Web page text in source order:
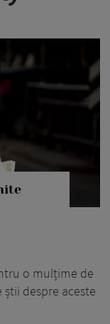
o mulțime de
despre aceste